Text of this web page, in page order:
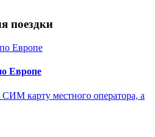
поездки
Европе
карту местного оператора, а